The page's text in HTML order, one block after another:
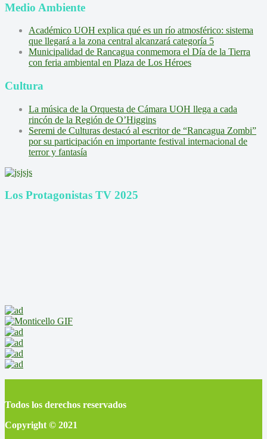
Medio Ambiente
Académico UOH explica qué es un río atmosférico: sistema
que llegará a la zona central alcanzará categoría 5
Municipalidad de Rancagua conmemora el Día de la Tierra
con feria ambiental en Plaza de Los Héroes
Cultura
La música de la Orquesta de Cámara UOH llega a cada
rincón de la Región de O’Higgins
Seremi de Culturas destacó al escritor de “Rancagua Zombi”
por su participación en importante festival internacional de
terror y fantasía
Los Protagonistas TV 2025
Todos los derechos reservados
Copyright © 2021